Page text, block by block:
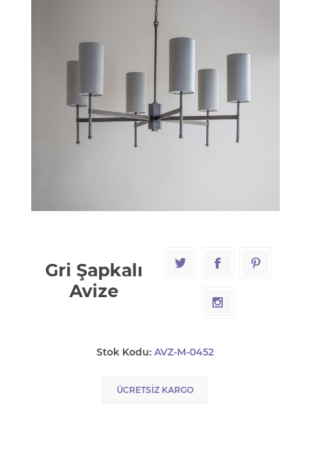
Gri Şapkalı
Avize
Stok Kodu: AVZ-M-0452
ÜCRETSIZ KARGO